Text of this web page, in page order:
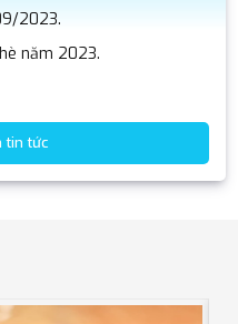
2023.
năm 2023.
tin tức